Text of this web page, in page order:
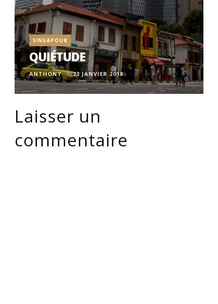
SINGAPOUR
QUIÉTUDE
ANTHONY 23 JANVIER 2018
Laisser un
commentaire